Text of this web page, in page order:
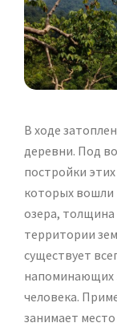
В ходе
деревни. Под
постройки
которых вошли
озера, толщина
территории
существует
напоминающих
человека.
занимает